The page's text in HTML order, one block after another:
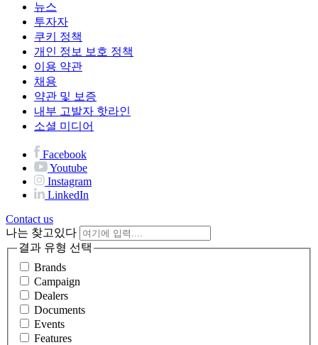
뉴스
투자자
쿠키 정책
개인 정보 보호 정책
이용 약관
채용
약관 및 보증
내부 고발자 핫라인
소셜 미디어
Facebook
Youtube
Instagram
LinkedIn
Contact us
나는 찾고있다
결과 유형 선택
Brands
Campaign
Dealers
Documents
Events
Features